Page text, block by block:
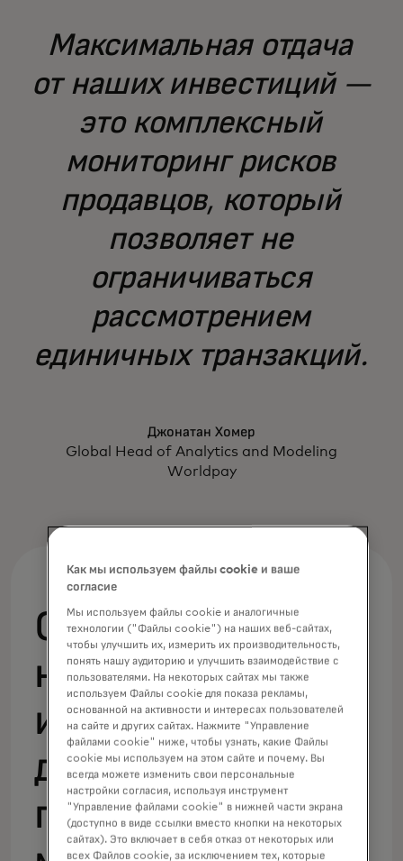
Максимальная отдача
от наших инвестиций —
это комплексный
мониторинг рисков
продавцов, который
позволяет не
ограничиваться
рассмотрением
единичных транзакций.
Джонатан Хомер
Global Head of Analytics and Modeling
Worldpay
Ознакомьтесь с
нашими
инструментами
для
предотвращения
Как мы используем файлы cookie и ваше
согласие
Мы используем файлы cookie и аналогичные
технологии ("Файлы cookie") на наших веб-сайтах,
чтобы улучшить их, измерить их производительность,
понять нашу аудиторию и улучшить взаимодействие с
пользователями. На некоторых сайтах мы также
используем Файлы cookie для показа рекламы,
основанной на активности и интересах пользователей
на сайте и других сайтах. Нажмите "Управление
файлами cookie" ниже, чтобы узнать, какие Файлы
cookie мы используем на этом сайте и почему. Вы
всегда можете изменить свои персональные
настройки согласия, используя инструмент
"Управление файлами cookie" в нижней части экрана
(доступно в виде ссылки вместо кнопки на некоторых
сайтах). Это включает в себя отказ от некоторых или
всех Файлов cookie, за исключением тех, которые